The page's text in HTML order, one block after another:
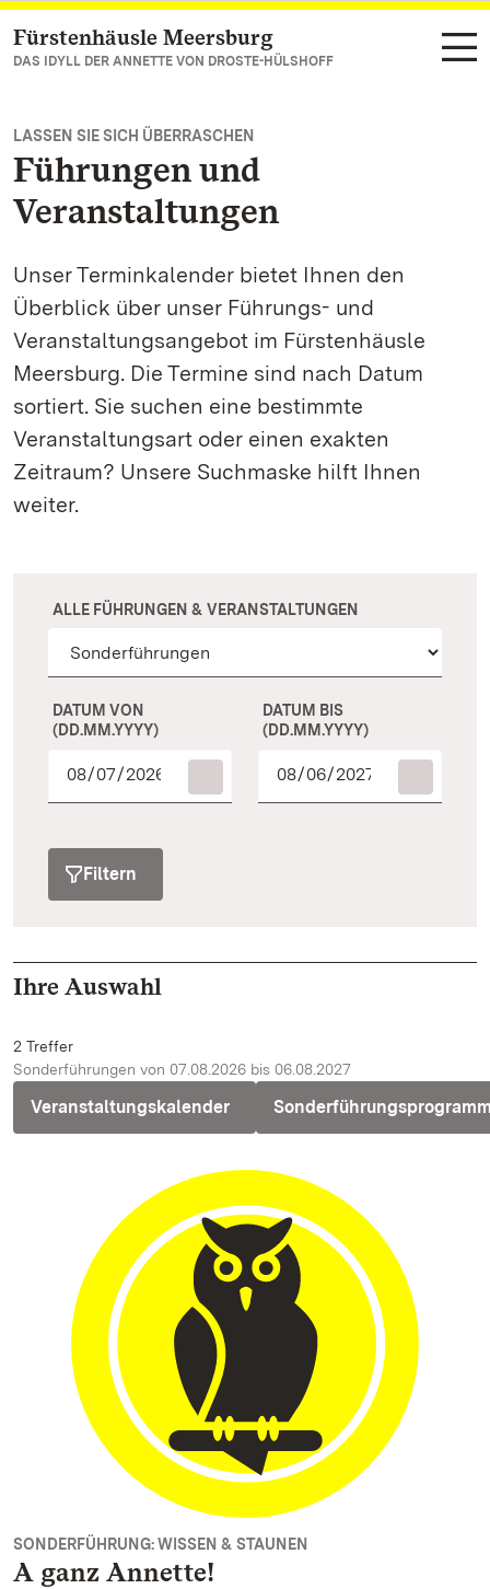
Zum Hauptinhalt springen
Fürstenhäusle Meersburg
DAS IDYLL DER ANNETTE VON DROSTE-HÜLSHOFF
LASSEN SIE SICH ÜBERRASCHEN
Führungen und
Veranstaltungen
Unser Terminkalender bietet Ihnen den
Überblick über unser Führungs- und
Veranstaltungsangebot im Fürstenhäusle
Meersburg. Die Termine sind nach Datum
sortiert. Sie suchen eine bestimmte
Veranstaltungsart oder einen exakten
Zeitraum? Unsere Suchmaske hilft Ihnen
weiter.
ALLE FÜHRUNGEN & VERANSTALTUNGEN
DATUM VON
(DD.MM.YYYY)
DATUM BIS
(DD.MM.YYYY)
Filtern
Ihre Auswahl
2 Treffer
Sonderführungen von 07.08.2026 bis 06.08.2027
Veranstaltungskalender
SONDERFÜHRUNG: WISSEN & STAUNEN
A ganz Annette!